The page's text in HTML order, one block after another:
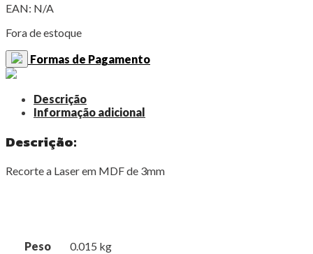
EAN: N/A
Fora de estoque
Formas de Pagamento
Descrição
Informação adicional
Descrição:
Recorte a Laser em MDF de 3mm
Peso
0.015 kg